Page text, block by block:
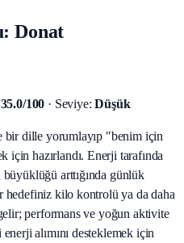
Donat
35.0/100 · Seviye: Düşük
bir dille yorumlayıp "benim için
için hazırlandı. Enerji tarafında
arttığında günlük
hedefiniz kilo kontrolü ya da daha
performans ve yoğun aktivite
alımını desteklemek için